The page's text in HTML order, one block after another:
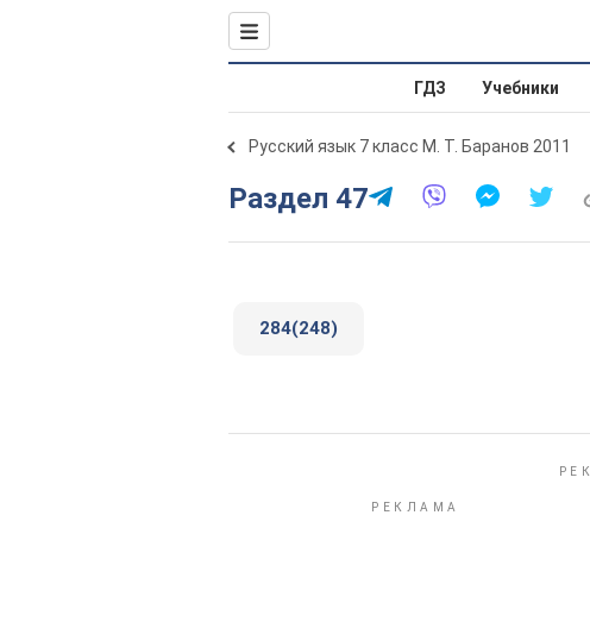
ГДЗ Учебники
Русский язык 7 класс М. Т. Баранов 2011
Раздел 47
284(248)